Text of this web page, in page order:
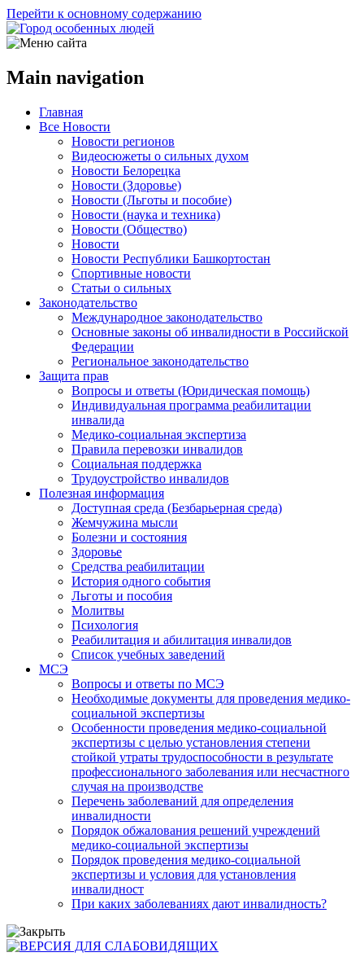
Перейти к основному содержанию
Main navigation
Главная
Все Новости
Новости регионов
Видеосюжеты о сильных духом
Новости Белорецка
Новости (Здоровье)
Новости (Льготы и пособие)
Новости (наука и техника)
Новости (Общество)
Новости
Новости Республики Башкортостан
Спортивные новости
Статьи о сильных
Законодательство
Международное законодательство
Основные законы об инвалидности в Российской
Федерации
Региональное законодательство
Защита прав
Вопросы и ответы (Юридическая помощь)
Индивидуальная программа реабилитации
инвалида
Медико-социальная экспертиза
Правила перевозки инвалидов
Социальная поддержка
Трудоустройство инвалидов
Полезная информация
Доступная среда (Безбарьерная среда)
Жемчужина мысли
Болезни и состояния
Здоровье
Средства реабилитации
История одного события
Льготы и пособия
Молитвы
Психология
Реабилитация и абилитация инвалидов
Список учебных заведений
МСЭ
Вопросы и ответы по МСЭ
Необходимые документы для проведения медико-
социальной экспертизы
Особенности проведения медико-социальной
экспертизы с целью установления степени
стойкой утраты трудоспособности в результате
профессионального заболевания или несчастного
случая на производстве
Перечень заболеваний для определения
инвалидности
Порядок обжалования решений учреждений
медико-социальной экспертизы
Порядок проведения медико-социальной
экспертизы и условия для установления
инвалидност
При каких заболеваниях дают инвалидность?